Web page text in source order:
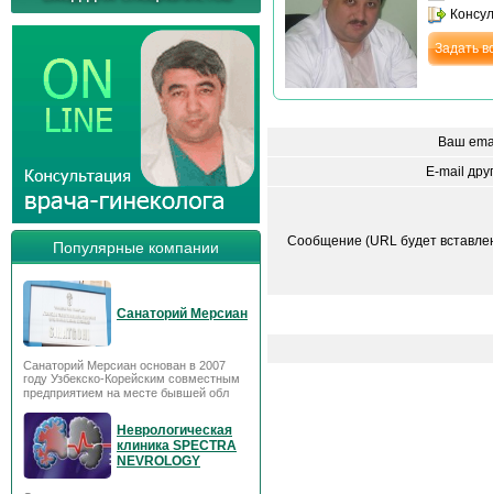
Популярные компании
Санаторий Мерсиан
Санаторий Мерсиан основан в 2007
году Узбекско-Корейским совместным
предприятием на месте бывшей обл
Неврологическая
клиника SPECTRA
NEVROLOGY
Задать
Ваш
E-mail
Сообщение (URL будет